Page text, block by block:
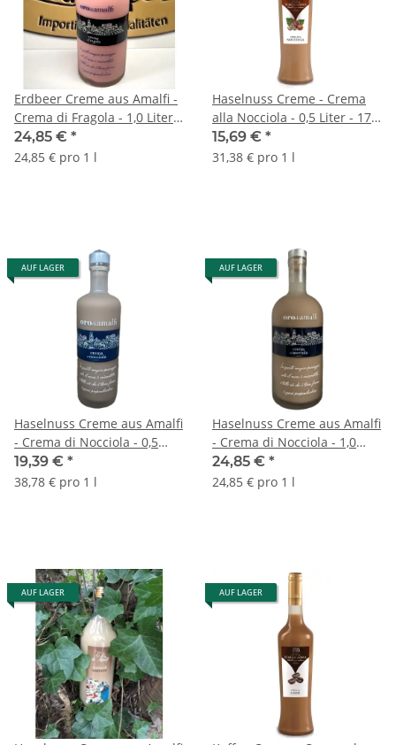
Erdbeer Creme aus Amalfi -
Crema di Fragola - 1,0 Liter -
17 vol. - Flasche: Downtown
saturiert - L'Oro di Amalfi
24,85 € *
24,85 € pro 1 l
Haselnuss Creme - Crema
alla Nocciola - 0,5 Liter - 17
vol. - Torquadra
15,69 € *
31,38 € pro 1 l
AUF LAGER
Haselnuss Creme aus Amalfi
- Crema di Nocciola - 0,5
Liter - 17 vol. - Flasche:
Downtown saturiert - L'Oro
19,39 € *
38,78 € pro 1 l
AUF LAGER
Haselnuss Creme aus Amalfi
- Crema di Nocciola - 1,0
Liter - 17 vol. - Flasche:
Downtown saturiert - L'Oro
24,85 € *
24,85 € pro 1 l
AUF LAGER AUF LAGER